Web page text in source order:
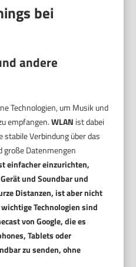
bei
andere
Technologien, um Musik und
empfangen.WLAN ist dabei
stabile Verbindung über das
große Datenmengen
einfacher einzurichten,
und Soundbar und
Distanzen, ist aber nicht
Technologien sind
von Google, die es
Tablets oder
zu senden, ohne